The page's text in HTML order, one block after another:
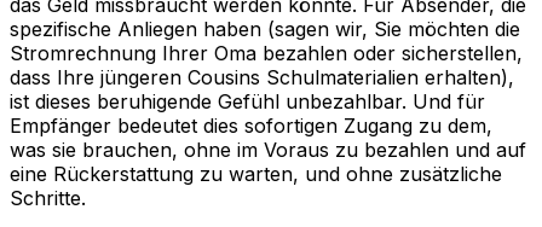
spezifische Anliegen haben (sagen wir, Sie möchten die
Stromrechnung Ihrer Oma bezahlen oder sicherstellen,
dass Ihre jüngeren Cousins Schulmaterialien erhalten),
ist dieses beruhigende Gefühl unbezahlbar. Und für
Empfänger bedeutet dies sofortigen Zugang zu dem,
was sie brauchen, ohne im Voraus zu bezahlen und auf
eine Rückerstattung zu warten, und ohne zusätzliche
Schritte.